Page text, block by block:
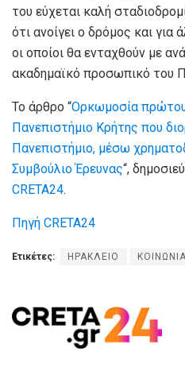
του εύχεται καλή
ότι ανοίγει ο δρόμος και για
οι οποίοι θα ενταχθούν με
ακαδημαϊκό προσωπικό του
Το άρθρο “Ορκωμοσία
Πανεπιστήμιο Κρήτης που
Πανεπιστήμιο, μέσω
Συμβούλιο Έρευνας“,
CRETA24.
Πηγή CRETA24
Ετικέτες: ΗΡΑΚΛΕΙΟ ΚΟΙΝΩΝΙΑ